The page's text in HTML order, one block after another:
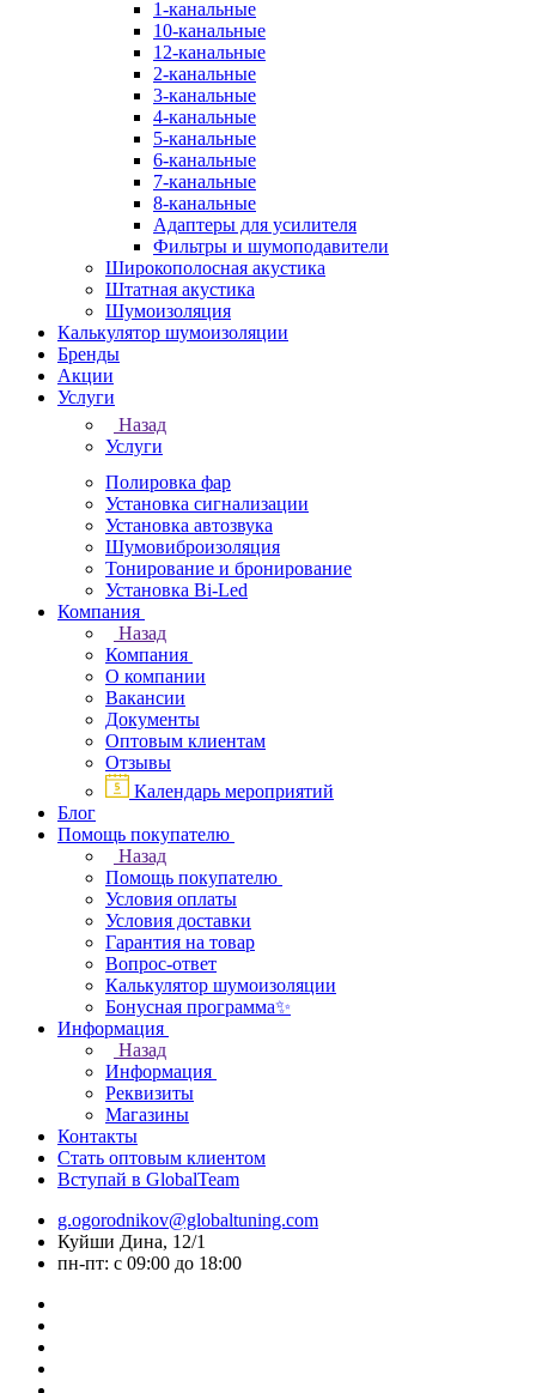
1-канальные
10-канальные
12-канальные
2-канальные
3-канальные
4-канальные
5-канальные
6-канальные
7-канальные
8-канальные
Адаптеры для усилителя
Фильтры и шумоподавители
Широкополосная акустика
Штатная акустика
Шумоизоляция
Калькулятор шумоизоляции
Бренды
Акции
Услуги
Назад
Услуги
Полировка фар
Установка сигнализации
Установка автозвука
Шумовиброизоляция
Тонирование и бронирование
Установка Bi-Led
Компания
Назад
Компания
О компании
Вакансии
Документы
Оптовым клиентам
Отзывы
Календарь мероприятий
Блог
Помощь покупателю
Назад
Помощь покупателю
Условия оплаты
Условия доставки
Гарантия на товар
Вопрос-ответ
Калькулятор шумоизоляции
Бонусная программа✨
Информация
Назад
Информация
Реквизиты
Магазины
Контакты
Стать оптовым клиентом
Вступай в GlobalTeam
g.ogorodnikov@globaltuning.com
Куйши Дина, 12/1
пн-пт: с 09:00 до 18:00